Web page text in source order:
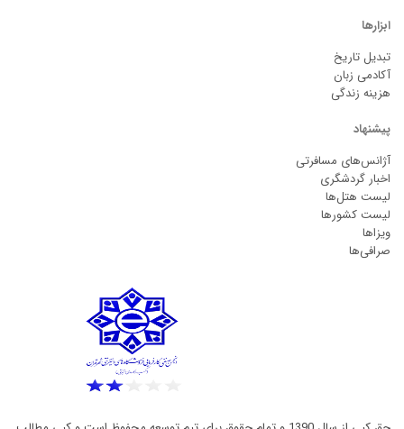
ابزارها
تبدیل تاریخ
آکادمی زبان
هزینه زندگی
پیشنهاد
آژانس‌های مسافرتی
اخبار گردشگری
لیست هتل‌ها
لیست کشورها
ویزاها
صرافی‌ها